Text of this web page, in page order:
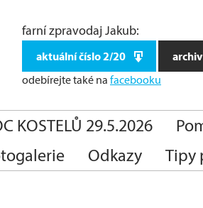
farní zpravodaj Jakub:
aktuální číslo 2/20 archiv
odebírejte také na facebooku
KOSTELŮ 29.5.2026
Odkazy Tipy